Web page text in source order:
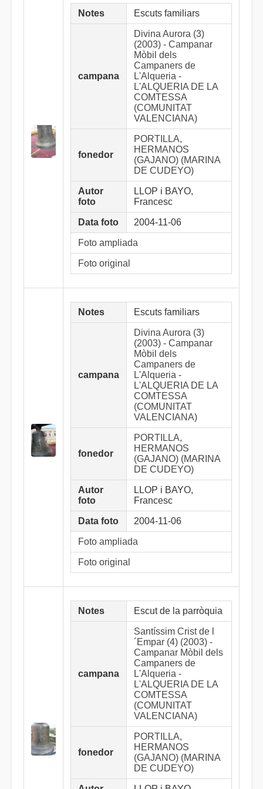
Notes Escuts familiars
campana
Divina Aurora (3)
(2003) - Campanar
Mòbil dels
Campaners de
L'Alqueria -
L'ALQUERIA DE LA
COMTESSA
(COMUNITAT
VALENCIANA)
fonedor
PORTILLA,
HERMANOS
(GAJANO) (MARINA
DE CUDEYO)
Autor
foto
LLOP i BAYO,
Francesc
Data foto 2004-11-06
Foto ampliada
Foto original
Notes Escuts familiars
campana
Divina Aurora (3)
(2003) - Campanar
Mòbil dels
Campaners de
L'Alqueria -
L'ALQUERIA DE LA
COMTESSA
(COMUNITAT
VALENCIANA)
fonedor
PORTILLA,
HERMANOS
(GAJANO) (MARINA
DE CUDEYO)
Autor
foto
LLOP i BAYO,
Francesc
Data foto 2004-11-06
Foto ampliada
Foto original
Notes Escut de la parròquia
campana
Santíssim Crist de l
´Empar (4) (2003) -
Campanar Mòbil dels
Campaners de
L'Alqueria -
L'ALQUERIA DE LA
COMTESSA
(COMUNITAT
VALENCIANA)
fonedor
PORTILLA,
HERMANOS
(GAJANO) (MARINA
DE CUDEYO)